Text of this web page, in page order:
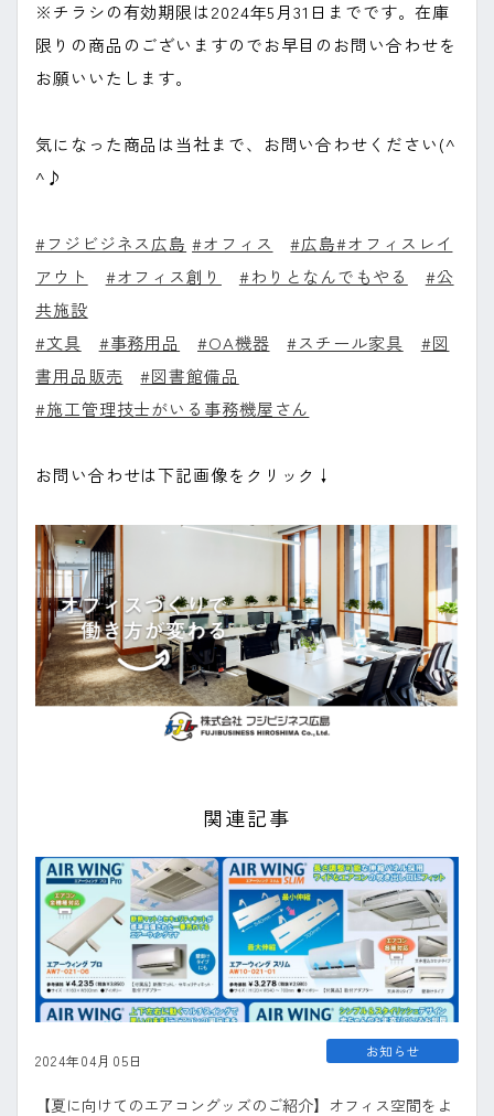
※チラシの有効期限は2024年5月31日までです。在庫
限りの商品のございますのでお早目のお問い合わせを
お願いいたします。
気になった商品は当社まで、お問い合わせください(^
^♪
#フジビジネス広島 #オフィス #広島#オフィスレイ
アウト
#オフィス創り #わりとなんでもやる
#公
共施設
#文具
#事務用品 #OA機器 #スチール家具
#図
書用品販売
#図書館備品
#施工管理技士がいる事務機屋さん
お問い合わせは下記画像をクリック↓
関連記事
2024年04月05日
【夏に向けてのエアコングッズのご紹介】オフィス空間をよ
お知らせ